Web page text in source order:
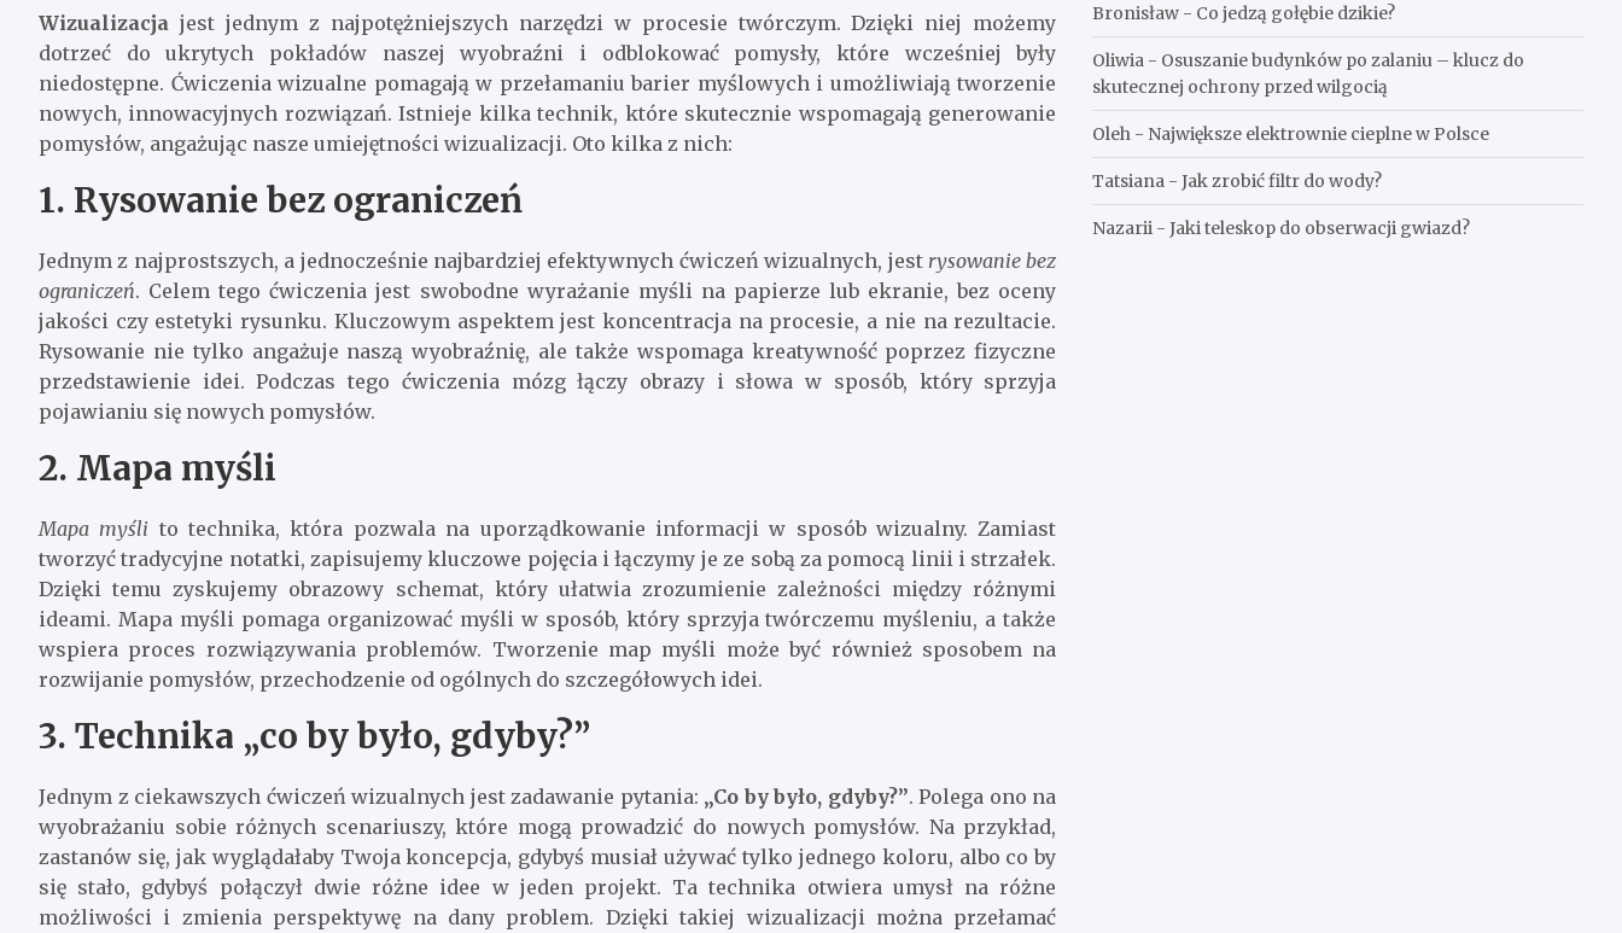
Wizualizacja jest jednym z najpotężniejszych narzędzi w procesie twórczym. Dzięki niej możemy
dotrzeć do ukrytych pokładów naszej wyobraźni i odblokować pomysły, które wcześniej były
niedostępne. Ćwiczenia wizualne pomagają w przełamaniu barier myślowych i umożliwiają tworzenie
nowych, innowacyjnych rozwiązań. Istnieje kilka technik, które skutecznie wspomagają generowanie
pomysłów, angażując nasze umiejętności wizualizacji. Oto kilka z nich:
1. Rysowanie bez ograniczeń
Jednym z najprostszych, a jednocześnie najbardziej efektywnych ćwiczeń wizualnych, jest rysowanie bez
ograniczeń. Celem tego ćwiczenia jest swobodne wyrażanie myśli na papierze lub ekranie, bez oceny
jakości czy estetyki rysunku. Kluczowym aspektem jest koncentracja na procesie, a nie na rezultacie.
Rysowanie nie tylko angażuje naszą wyobraźnię, ale także wspomaga kreatywność poprzez fizyczne
przedstawienie idei. Podczas tego ćwiczenia mózg łączy obrazy i słowa w sposób, który sprzyja
pojawianiu się nowych pomysłów.
2. Mapa myśli
Mapa myśli to technika, która pozwala na uporządkowanie informacji w sposób wizualny. Zamiast
tworzyć tradycyjne notatki, zapisujemy kluczowe pojęcia i łączymy je ze sobą za pomocą linii i strzałek.
Dzięki temu zyskujemy obrazowy schemat, który ułatwia zrozumienie zależności między różnymi
ideami. Mapa myśli pomaga organizować myśli w sposób, który sprzyja twórczemu myśleniu, a także
wspiera proces rozwiązywania problemów. Tworzenie map myśli może być również sposobem na
rozwijanie pomysłów, przechodzenie od ogólnych do szczegółowych idei.
3. Technika „co by było, gdyby?”
Jednym z ciekawszych ćwiczeń wizualnych jest zadawanie pytania: „Co by było, gdyby?”. Polega ono na
wyobrażaniu sobie różnych scenariuszy, które mogą prowadzić do nowych pomysłów. Na przykład,
zastanów się, jak wyglądałaby Twoja koncepcja, gdybyś musiał używać tylko jednego koloru, albo co by
się stało, gdybyś połączył dwie różne idee w jeden projekt. Ta technika otwiera umysł na różne
możliwości i zmienia perspektywę na dany problem. Dzięki takiej wizualizacji można przełamać
Bronisław - Co jedzą gołębie dzikie?
Oliwia - Osuszanie budynków po zalaniu – klucz do
skutecznej ochrony przed wilgocią
Oleh - Największe elektrownie cieplne w Polsce
Tatsiana -Jak zrobić filtr do wody?
Nazarii -Jaki teleskop do obserwacji gwiazd?